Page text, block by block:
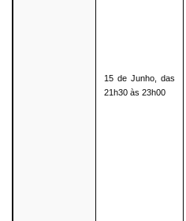
15 de Junho, das
21h30 às 23h00